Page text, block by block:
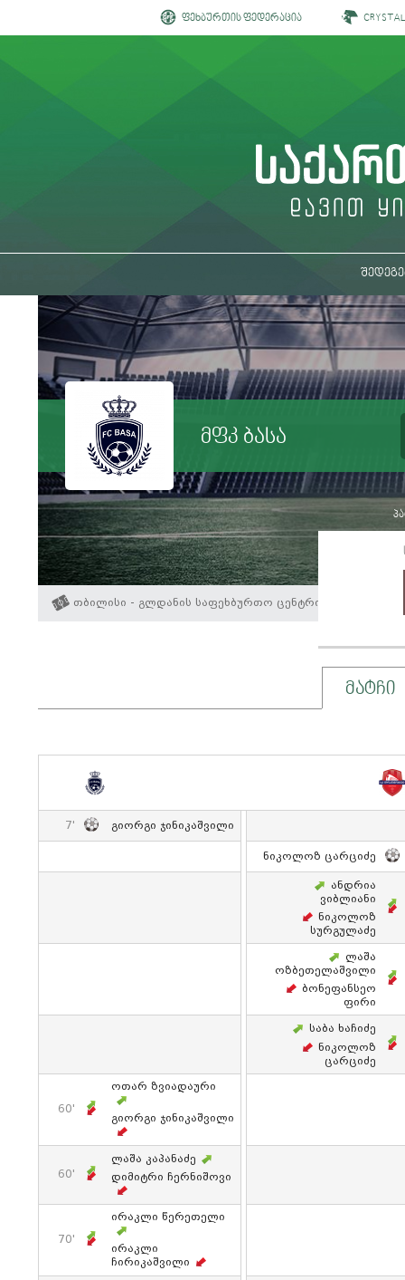
ფეხბურთის ფედერაცია
მფკ ბასა
თბილისი - გლდანის საფეხბურთო ცენტრი
მატჩი
7' Გიორგი Ჯინიკაშვილი
Ნიკოლოზ Ცარციძე
Ანდრია
Ვიბლიანი
Ნიკოლოზ
Სურგულაძე
Ლაშა
Ოზბეთელაშვილი
Ბონეფანსეო
Ფირი
Საბა Ხაჩიძე
Ნიკოლოზ
Ცარციძე
60'
Ოთარ Ზვიადაური
Გიორგი Ჯინიკაშვილი
60'
Ლაშა Კაპანაძე
Დიმიტრი Ჩერნიშოვი
70'
Ირაკლი Წერეთელი
Ირაკლი
Ჩირიკაშვილი